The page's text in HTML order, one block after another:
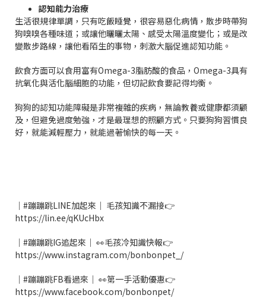
認知能力治療
生活很規律單調，只有吃飯睡覺，很容易惡化病情，散步時帶狗
狗嗅嗅各種味道；或讓他曬曬太陽、感受太陽溫度變化；或是改
變散步路線，讓他看陌生的事物，刺激大腦促進認知功能。
飲食方面可以食用富有Omega-3脂肪酸的食品，Omega-3具有
抗氧化與活化腦細胞的功能，但切記飲食要記得均衡。
狗狗的認知功能障礙是非常複雜的疾病，無論教養或健康都須顧
及，但避免過度勉強，才是最理想的照顧方式。只要狗狗習慣良
好，就能減輕壓力，就能過著愉快的每一天。
｜#蹦蹦跳LINE加起來｜ 毛孩知識不漏接👉
https://lin.ee/qKUcHbx
｜#蹦蹦跳IG追起來｜ 👀毛孩冷知識快報👉
https://www.instagram.com/bonbonpet_/
｜#蹦蹦跳FB看過來｜ 👀第一手活動優惠👉
https://www.facebook.com/bonbonpet/